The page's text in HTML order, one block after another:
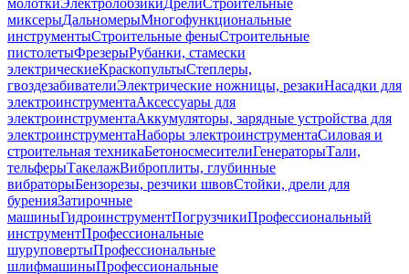
молоткиЭлектролобзикиДрелиСтроительные
миксерыДальномерыМногофункциональные
инструментыСтроительные феныСтроительные
пистолетыФрезерыРубанки, стамески
электрическиеКраскопультыСтеплеры,
гвоздезабивателиЭлектрические ножницы, резакиНасадки для
электроинструментаАксессуары для
электроинструментаАккумуляторы, зарядные устройства для
электроинструментаНаборы электроинструментаСиловая и
строительная техникаБетоносмесителиГенераторыТали,
тельферыТакелажВиброплиты, глубинные
вибраторыБензорезы, резчики швовСтойки, дрели для
буренияЗатирочные
машиныГидроинструментПогрузчикиПрофессиональный
инструментПрофессиональные
шуруповертыПрофессиональные
шлифмашиныПрофессиональные